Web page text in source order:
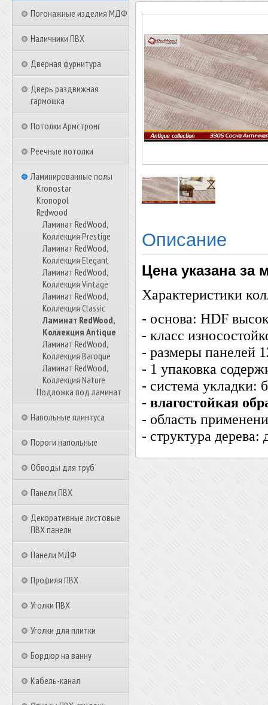
Погонажные изделия МДФ
Наличники ПВХ
Дверная фурнитура
Дверь раздвижная
гармошка
Потолки Армстронг
Реечные потолки
Ламинированные полы
Kronostar
Kronopol
Redwood
Ламинат RedWood,
Коллекция Prestige
Ламинат RedWood,
Коллекция Elegant
Ламинат RedWood,
Коллекция Vintage
Ламинат RedWood,
Коллекция Classic
Ламинат RedWood,
Коллекция Antique
Ламинат RedWood,
Коллекция Baroque
Ламинат RedWood,
Коллекция Nature
Подложка под ламинат
Напольные плинтуса
Пороги напольные
Обводы для труб
Панели ПВХ
Декоративные листовые
ПВХ панели
Панели МДФ
Профиля ПВХ
Уголки ПВХ
Уголки для плитки
Бордюр на ванну
Кабель-канал
Описание
Цена указана за
Характеристики
- основа: HDF
- класс
- размеры панелей
- 1 упаковка
- система укладки:
- влагостойкая
- область
- структура дерева: